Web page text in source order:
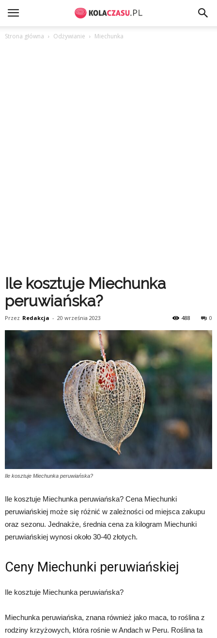
Strona główna Odżywianie Miechunka
Ile kosztuje Miechunka
peruwiańska?
Przez Redakcja - 20 września 2023 0
488
Ile kosztuje Miechunka peruwiańska?
Ile kosztuje Miechunka peruwiańska? Cena Miechunki
peruwiańskiej może się różnić w zależności od miejsca zakupu
oraz sezonu. Jednakże, średnia cena za kilogram Miechunki
peruwiańskiej wynosi około 30-40 złotych.
Ceny Miechunki peruwiańskiej
Ile kosztuje Miechunka peruwiańska?
Miechunka peruwiańska, znana również jako maca, to roślina z
rodziny krzyżowych, która rośnie w Andach w Peru. Roślina ta